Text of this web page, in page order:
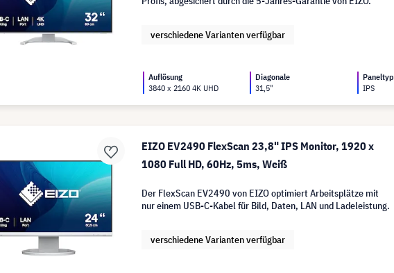
verschiedene Varianten verfügbar
Auflösung
3840 x 2160 4K UHD
Diagonale
31,5"
Paneltyp
IPS
EIZO EV2490 FlexScan 23,8" IPS Monitor, 1920 x
1080 Full HD, 60Hz, 5ms, Weiß
Der FlexScan EV2490 von EIZO optimiert Arbeitsplätze mit
nur einem USB-C-Kabel für Bild, Daten, LAN und Ladeleistung.
verschiedene Varianten verfügbar